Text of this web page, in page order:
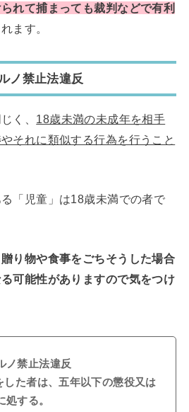
れて捕まっても裁判などで有利
ます。
ノ禁止法違反
く、 18歳未満の未成年を相手
それに類似する行為を行うこと
「児童」は18歳未満での者で
り物や食事をごちそうした場合
可能性がありますので気をつけ
ノ禁止法違反
した者は、五年以下の懲役又は
する。